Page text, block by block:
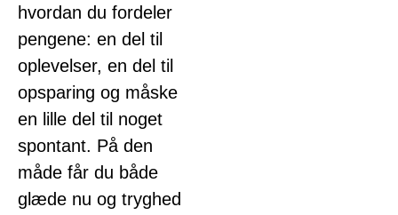
hvordan du fordeler
pengene: en del til
oplevelser, en del til
opsparing og måske
en lille del til noget
spontant. På den
måde får du både
glæde nu og tryghed